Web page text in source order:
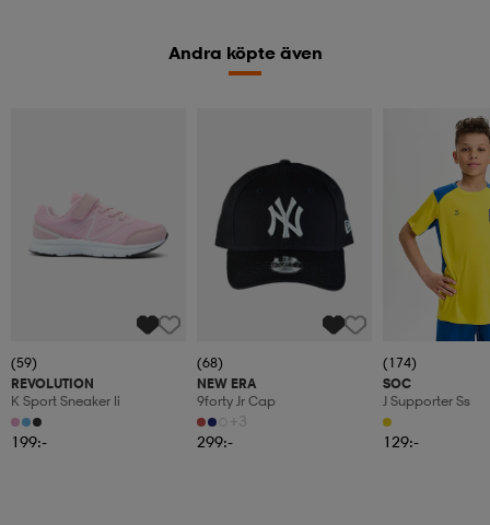
Andra köpte även
(59)
REVOLUTION
K Sport Sneaker Ii
199:-
(68)
NEW ERA
9forty Jr Cap
+3
299:-
(174)
SOC
J Supporter Ss
129:-